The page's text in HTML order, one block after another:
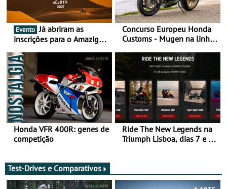
Evento Já abriram as
inscrições para o Amazigh
Marrocos, de 23 abril a 1
maio - The ultimate
experience in Morocco
Concurso Europeu Honda
Customs - Mugen na linha
ganhar
Honda VFR 400R: genes de
competição
Ride The New Legends na
Triumph Lisboa, dias 7 e 8
Test-Drives e Comparativos